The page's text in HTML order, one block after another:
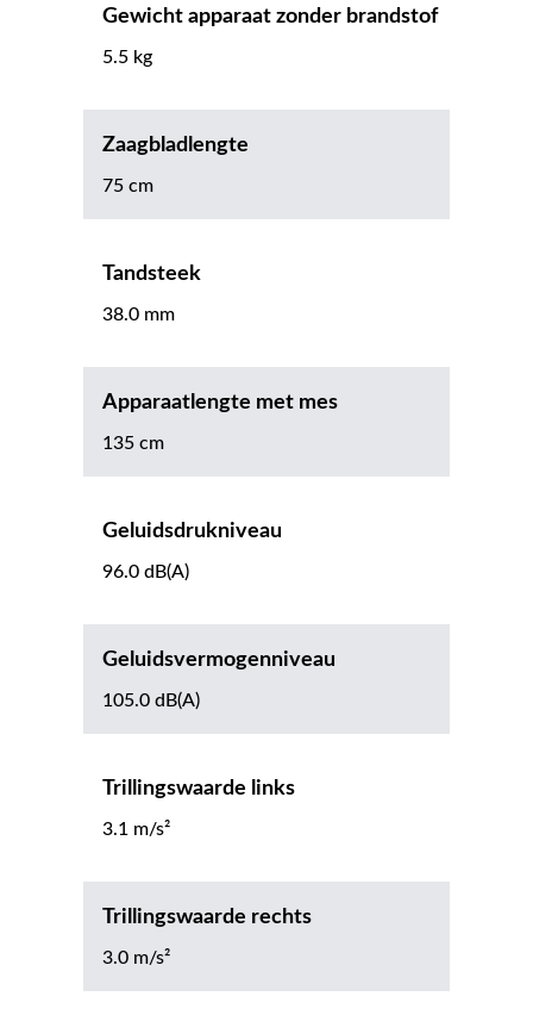
Gewicht apparaat zonder brandstof
5.5 kg
Zaagbladlengte
75 cm
Tandsteek
38.0 mm
Apparaatlengte met mes
135 cm
Geluidsdrukniveau
96.0 dB(A)
Geluidsvermogenniveau
105.0 dB(A)
Trillingswaarde links
3.1 m/s²
Trillingswaarde rechts
3.0 m/s²